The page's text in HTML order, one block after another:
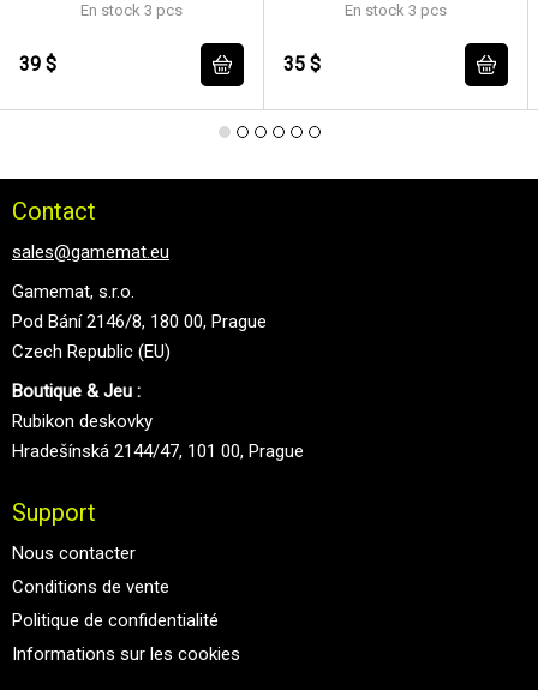
En stock 3 pcs
39 $
En stock 3 pcs
35 $
Contact
sales@gamemat.eu
Gamemat, s.r.o.
Pod Bání 2146/8, 180 00, Prague
Czech Republic (EU)
Boutique & Jeu :
Rubikon deskovky
Hradešínská 2144/47, 101 00, Prague
Support
Nous contacter
Conditions de vente
Politique de confidentialité
Informations sur les cookies